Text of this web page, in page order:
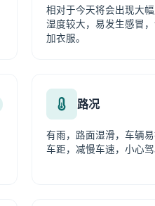
相对于今天将会出现大
湿度较大，易发生感冒
加衣服。
路况
有雨，路面湿滑，车辆
车距，减慢车速，小心驾